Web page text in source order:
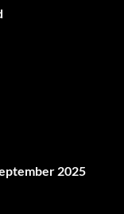
2025